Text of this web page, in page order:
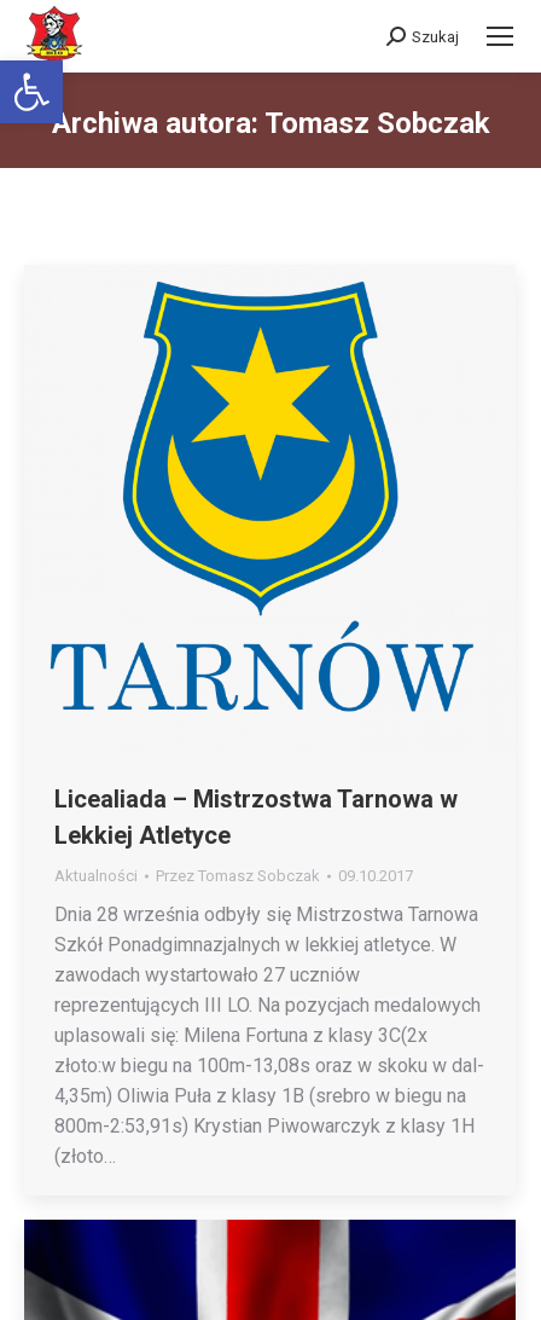
Otwórz pasek narzędzi
Szukaj:
Szukaj
Archiwa autora: Tomasz Sobczak
Licealiada – Mistrzostwa Tarnowa w
Lekkiej Atletyce
Aktualności Przez Tomasz Sobczak 09.10.2017
Dnia 28 września odbyły się Mistrzostwa Tarnowa
Szkół Ponadgimnazjalnych w lekkiej atletyce. W
zawodach wystartowało 27 uczniów
reprezentujących III LO. Na pozycjach medalowych
uplasowali się: Milena Fortuna z klasy 3C(2x
złoto:w biegu na 100m-13,08s oraz w skoku w dal-
4,35m) Oliwia Puła z klasy 1B (srebro w biegu na
800m-2:53,91s) Krystian Piwowarczyk z klasy 1H
(złoto…